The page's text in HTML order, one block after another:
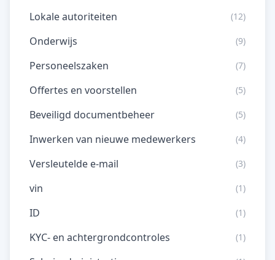
Lokale autoriteiten (12)
Onderwijs (9)
Personeelszaken (7)
Offertes en voorstellen (5)
Beveiligd documentbeheer (5)
Inwerken van nieuwe medewerkers (4)
Versleutelde e-mail (3)
vin (1)
ID (1)
KYC- en achtergrondcontroles (1)